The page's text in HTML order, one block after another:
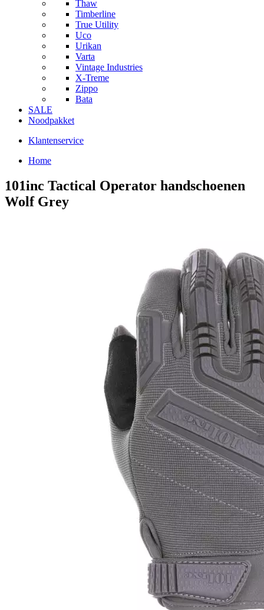
Thaw
Timberline
True Utility
Uco
Urikan
Varta
Vintage Industries
X-Treme
Zippo
Bata
SALE
Noodpakket
Klantenservice
Home
101inc Tactical Operator handschoenen
Wolf Grey